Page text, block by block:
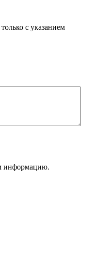
с указанием
информацию.